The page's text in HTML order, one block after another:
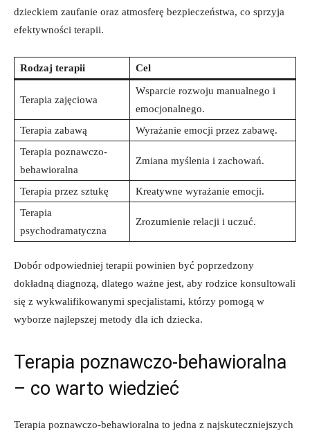
dzieckiem zaufanie oraz atmosferę bezpieczeństwa, co sprzyja
efektywności terapii.
Rodzaj terapii Cel
Terapia zajęciowa
Wsparcie rozwoju manualnego i
emocjonalnego.
Terapia zabawą
Wyrażanie emocji przez zabawę.
Terapia poznawczo-
behawioralna
Zmiana myślenia i zachowań.
Terapia przez sztukę
Kreatywne wyrażanie emocji.
Terapia
psychodramatyczna
Zrozumienie relacji i uczuć.
Dobór odpowiedniej terapii powinien być poprzedzony
dokładną diagnozą, dlatego ważne jest, aby rodzice konsultowali
się z wykwalifikowanymi specjalistami, którzy pomogą w
wyborze najlepszej metody dla ich dziecka.
Terapia poznawczo-behawioralna
– co warto wiedzieć
Terapia poznawczo-behawioralna to jedna z najskuteczniejszych